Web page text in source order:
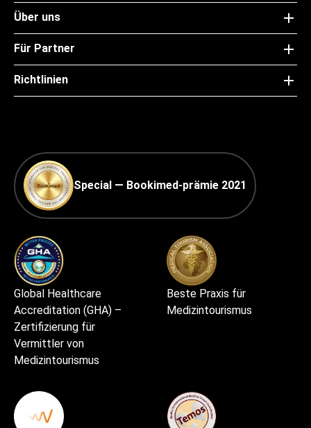
Über uns
Für Partner
Richtlinien
Special — Bookimed-prämie 2021
Global Healthcare
Accreditation (GHA) –
Zertifizierung für
Vermittler von
Medizintourismus
Beste Praxis für
Medizintourismus